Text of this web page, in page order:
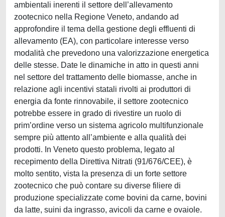
ambientali inerenti il settore dell’allevamento
zootecnico nella Regione Veneto, andando ad
approfondire il tema della gestione degli effluenti di
allevamento (EA), con particolare interesse verso
modalità che prevedono una valorizzazione energetica
delle stesse. Date le dinamiche in atto in questi anni
nel settore del trattamento delle biomasse, anche in
relazione agli incentivi statali rivolti ai produttori di
energia da fonte rinnovabile, il settore zootecnico
potrebbe essere in grado di rivestire un ruolo di
prim’ordine verso un sistema agricolo multifunzionale
sempre più attento all’ambiente e alla qualità dei
prodotti. In Veneto questo problema, legato al
recepimento della Direttiva Nitrati (91/676/CEE), è
molto sentito, vista la presenza di un forte settore
zootecnico che può contare su diverse filiere di
produzione specializzate come bovini da carne, bovini
da latte, suini da ingrasso, avicoli da carne e ovaiole.